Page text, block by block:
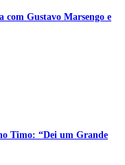
com Gustavo Marsengo e
Timo: “Dei um Grande